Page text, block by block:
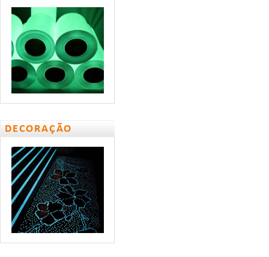
DECORAÇÃO